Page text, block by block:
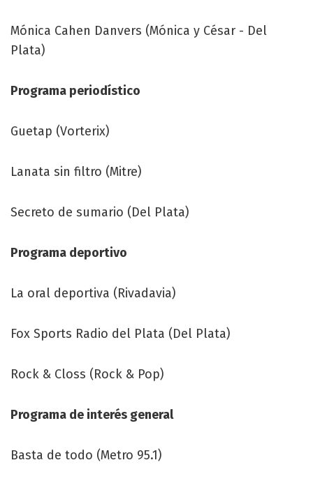
Mónica Cahen Danvers (Mónica y César - Del
Plata)
Programa periodístico
Guetap (Vorterix)
Lanata sin filtro (Mitre)
Secreto de sumario (Del Plata)
Programa deportivo
La oral deportiva (Rivadavia)
Fox Sports Radio del Plata (Del Plata)
Rock & Closs (Rock & Pop)
Programa de interés general
Basta de todo (Metro 95.1)